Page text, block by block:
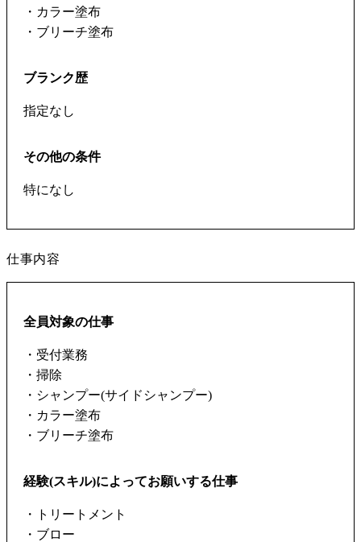
・カラー塗布
・ブリーチ塗布
ブランク歴
指定なし
その他の条件
特になし
仕事内容
全員対象の仕事
・受付業務
・掃除
・シャンプー(サイドシャンプー)
・カラー塗布
・ブリーチ塗布
経験(スキル)によってお願いする仕事
・トリートメント
・ブロー